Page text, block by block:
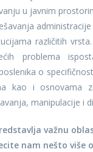
u javnim
različitih
problema
o
kao i osnovama
manipulacije i
važnu
nam nešto više